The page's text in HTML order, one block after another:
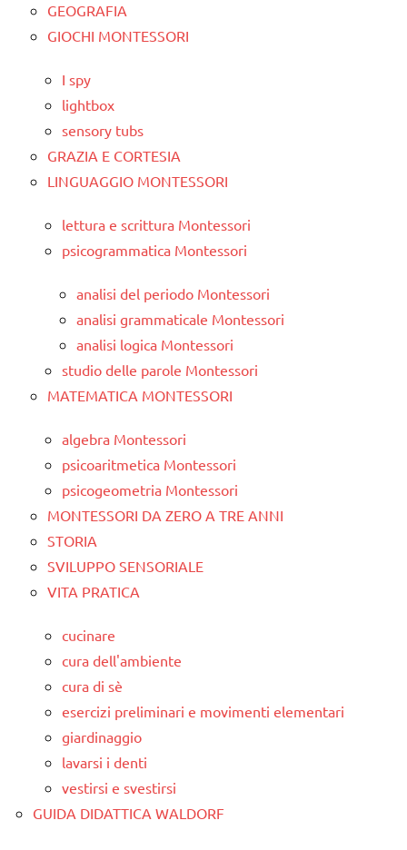
GEOGRAFIA
GIOCHI MONTESSORI
I spy
lightbox
sensory tubs
GRAZIA E CORTESIA
LINGUAGGIO MONTESSORI
lettura e scrittura Montessori
psicogrammatica Montessori
analisi del periodo Montessori
analisi grammaticale Montessori
analisi logica Montessori
studio delle parole Montessori
MATEMATICA MONTESSORI
algebra Montessori
psicoaritmetica Montessori
psicogeometria Montessori
MONTESSORI DA ZERO A TRE ANNI
STORIA
SVILUPPO SENSORIALE
VITA PRATICA
cucinare
cura dell'ambiente
cura di sè
esercizi preliminari e movimenti elementari
giardinaggio
lavarsi i denti
vestirsi e svestirsi
GUIDA DIDATTICA WALDORF